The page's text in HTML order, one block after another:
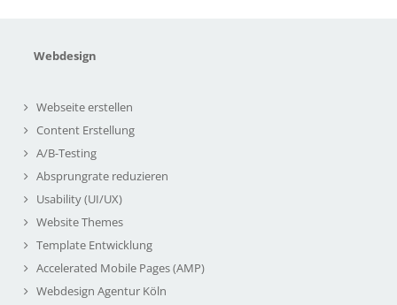
Webdesign
Webseite erstellen
Content Erstellung
A/B-Testing
Absprungrate reduzieren
Usability (UI/UX)
Website Themes
Template Entwicklung
Accelerated Mobile Pages (AMP)
Webdesign Agentur Köln